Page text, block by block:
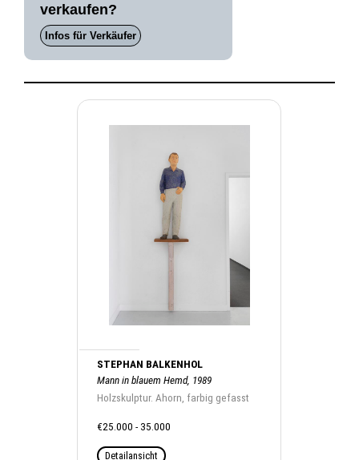
verkaufen?
Infos für Verkäufer
STEPHAN BALKENHOL
Mann in blauem Hemd, 1989
Holzskulptur. Ahorn, farbig gefasst
€25.000 - 35.000
Detailansicht